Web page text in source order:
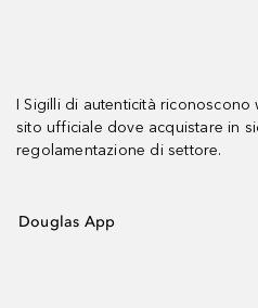
I Sigilli di autenticità riconoscono
sito ufficiale dove acquistare in
regolamentazione di settore.
Douglas App